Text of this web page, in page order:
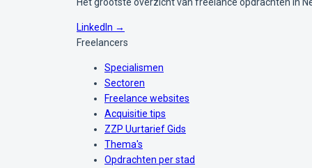
LinkedIn →
Freelancers
Specialismen
Sectoren
Freelance websites
Acquisitie tips
ZZP Uurtarief Gids
Thema's
Opdrachten per stad